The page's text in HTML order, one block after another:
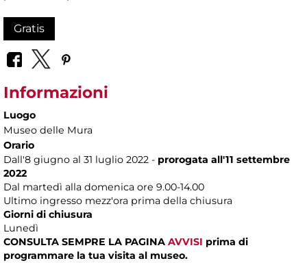
Gratis
Informazioni
Luogo
Museo delle Mura
Orario
Dall'8 giugno al 31 luglio 2022 - prorogata all'11 settembre
2022
Dal martedì alla domenica ore 9.00-14.00
Ultimo ingresso mezz'ora prima della chiusura
Giorni di chiusura
Lunedì
CONSULTA SEMPRE LA PAGINA AVVISI prima di
programmare la tua visita al museo.